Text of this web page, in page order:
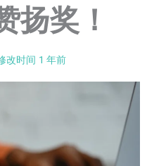
扬奖！
改时间 1 年前